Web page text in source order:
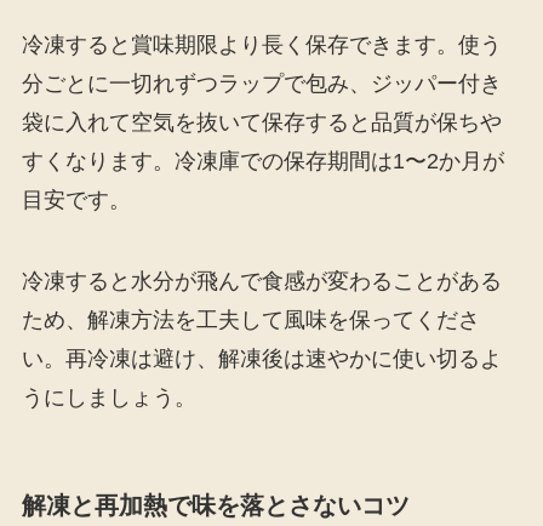
冷凍すると賞味期限より長く保存できます。使う
分ごとに一切れずつラップで包み、ジッパー付き
袋に入れて空気を抜いて保存すると品質が保ちや
すくなります。冷凍庫での保存期間は1〜2か月が
目安です。
冷凍すると水分が飛んで食感が変わることがある
ため、解凍方法を工夫して風味を保ってくださ
い。再冷凍は避け、解凍後は速やかに使い切るよ
うにしましょう。
解凍と再加熱で味を落とさないコツ